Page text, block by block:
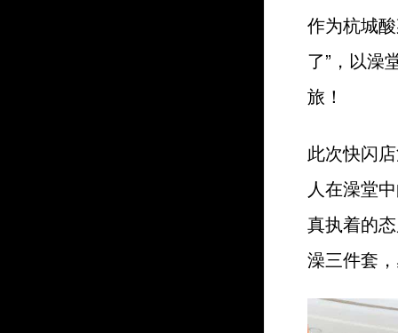
作为杭城
了”，以澡
旅！
此次快闪
人在澡堂
真执着的
澡三件套